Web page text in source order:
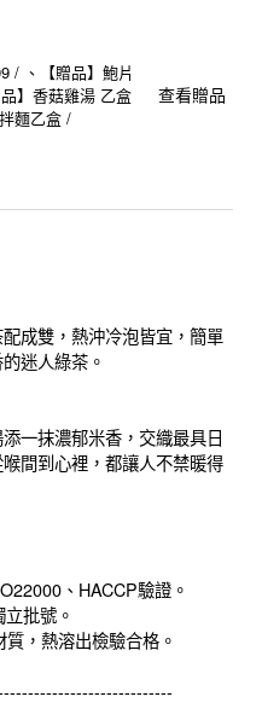
/
【贈品】鮑片
品】香菇雞湯 乙盒
麵乙盒 /
查看贈品
成雙，熱沖冷泡皆宜，簡單
迷人綠茶。
一抹濃郁米香，交織最具日
間到心裡，都讓人不禁暖得
、HACCP驗證。
批號。
，熱溶出檢驗合格。